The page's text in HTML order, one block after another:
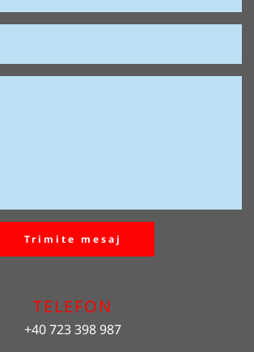
Trimite mesaj
TELEFON
+40 723 398 987